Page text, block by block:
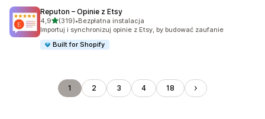
Reputon – Opinie z Etsy
4,9na 5 gwiazdek
(319)
Łączna liczba recenzji: 319
•Bezpłatna instalacja
Importuj i synchronizuj opinie z Etsy, by budować zaufanie
Built for Shopify
1 2 3 4 18